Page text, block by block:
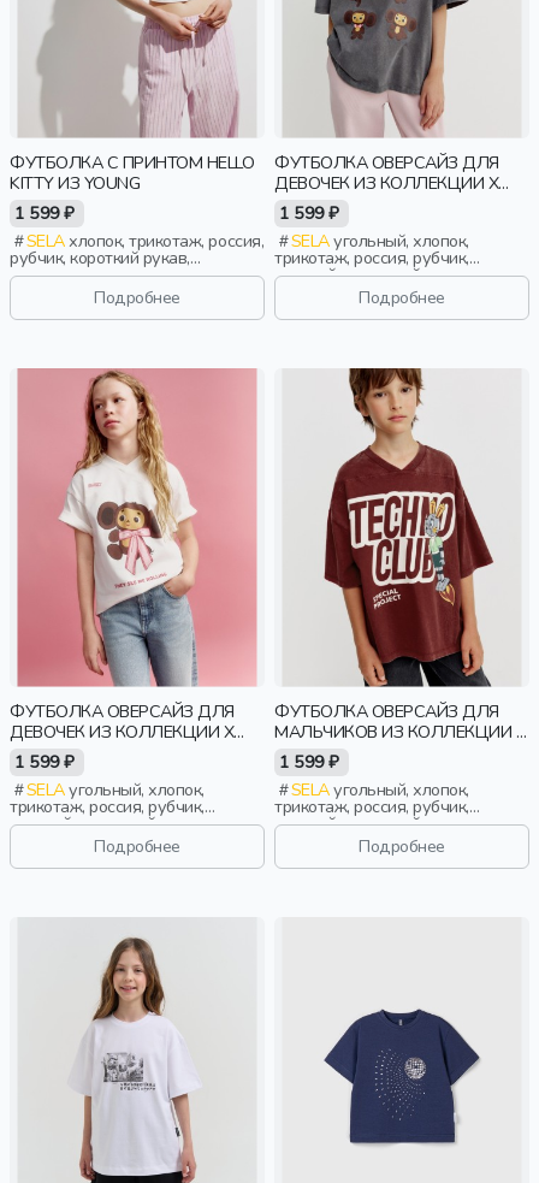
ФУТБОЛКА С ПРИНТОМ HELLO
KITTY ИЗ YOUNG
1 599 ₽
SELAхлопок, трикотаж, россия,
рубчик, короткий рукав,
короткие, прилегающие, принт,
вырез, круглый вырез, девочки,
старшеклассники, дети
Подробнее
ФУТБОЛКА ОВЕРСАЙЗ ДЛЯ
ДЕВОЧЕК ИЗ КОЛЛЕКЦИИ X
ЧЕБУРАШКА
1 599 ₽
SELAугольный, хлопок,
трикотаж, россия, рубчик,
оверсайз, короткий рукав,
прямые, короткие, принт, вырез,
девочки, детиПодробнее
ФУТБОЛКА ОВЕРСАЙЗ ДЛЯ
ДЕВОЧЕК ИЗ КОЛЛЕКЦИИ X
ЧЕБУРАШКА
1 599 ₽
SELAугольный, хлопок,
трикотаж, россия, рубчик,
оверсайз, короткий рукав,
прямые, короткие, принт, вырез,
девочки, детиПодробнее
ФУТБОЛКА ОВЕРСАЙЗ ДЛЯ
МАЛЬЧИКОВ ИЗ КОЛЛЕКЦИИ X
СОЮЗМУЛЬТФИЛЬМ
1 599 ₽
SELAугольный, хлопок,
трикотаж, россия, рубчик,
оверсайз, короткий рукав,
прямые, короткие, свободные,
принт, вырез, спорт, мальчики,
дети
Подробнее